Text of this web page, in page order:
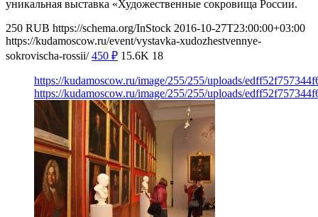
уникальная выставка «Художественные сокровища России.
250 RUB https://schema.org/InStock 2016-10-27T23:00:00+03:00
https://kudamoscow.ru/event/vystavka-xudozhestvennye-
sokrovischa-rossii/ 450 ₽ 15.6K 18
https://kudamoscow.ru/image/255/255/uploads/
https://kudamoscow.ru/image/255/255/uploads/